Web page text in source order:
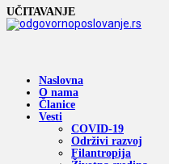
UČITAVANJE
Naslovna
O nama
Članice
Vesti
COVID-19
Održivi razvoj
Filantropija